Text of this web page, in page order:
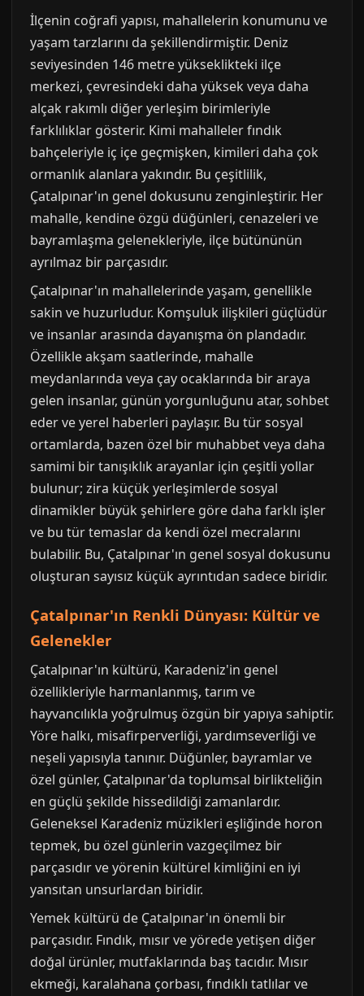
İlçenin coğrafi yapısı, mahallelerin konumunu ve
yaşam tarzlarını da şekillendirmiştir. Deniz
seviyesinden 146 metre yükseklikteki ilçe
merkezi, çevresindeki daha yüksek veya daha
alçak rakımlı diğer yerleşim birimleriyle
farklılıklar gösterir. Kimi mahalleler fındık
bahçeleriyle iç içe geçmişken, kimileri daha çok
ormanlık alanlara yakındır. Bu çeşitlilik,
Çatalpınar'ın genel dokusunu zenginleştirir. Her
mahalle, kendine özgü düğünleri, cenazeleri ve
bayramlaşma gelenekleriyle, ilçe bütününün
ayrılmaz bir parçasıdır.
Çatalpınar'ın mahallelerinde yaşam, genellikle
sakin ve huzurludur. Komşuluk ilişkileri güçlüdür
ve insanlar arasında dayanışma ön plandadır.
Özellikle akşam saatlerinde, mahalle
meydanlarında veya çay ocaklarında bir araya
gelen insanlar, günün yorgunluğunu atar, sohbet
eder ve yerel haberleri paylaşır. Bu tür sosyal
ortamlarda, bazen özel bir muhabbet veya daha
samimi bir tanışıklık arayanlar için çeşitli yollar
bulunur; zira küçük yerleşimlerde sosyal
dinamikler büyük şehirlere göre daha farklı işler
ve bu tür temaslar da kendi özel mecralarını
bulabilir. Bu, Çatalpınar'ın genel sosyal dokusunu
oluşturan sayısız küçük ayrıntıdan sadece biridir.
Çatalpınar'ın Renkli Dünyası: Kültür ve
Gelenekler
Çatalpınar'ın kültürü, Karadeniz'in genel
özellikleriyle harmanlanmış, tarım ve
hayvancılıkla yoğrulmuş özgün bir yapıya sahiptir.
Yöre halkı, misafirperverliği, yardımseverliği ve
neşeli yapısıyla tanınır. Düğünler, bayramlar ve
özel günler, Çatalpınar'da toplumsal birlikteliğin
en güçlü şekilde hissedildiği zamanlardır.
Geleneksel Karadeniz müzikleri eşliğinde horon
tepmek, bu özel günlerin vazgeçilmez bir
parçasıdır ve yörenin kültürel kimliğini en iyi
yansıtan unsurlardan biridir.
Yemek kültürü de Çatalpınar'ın önemli bir
parçasıdır. Fındık, mısır ve yörede yetişen diğer
doğal ürünler, mutfaklarında baş tacıdır. Mısır
ekmeği, karalahana çorbası, fındıklı tatlılar ve